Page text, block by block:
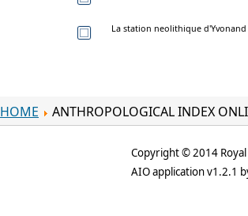
La station neolithique
HOME ANTHROPOLOGICAL INDEX
Copyright © 2014
AIO application v1.2.1